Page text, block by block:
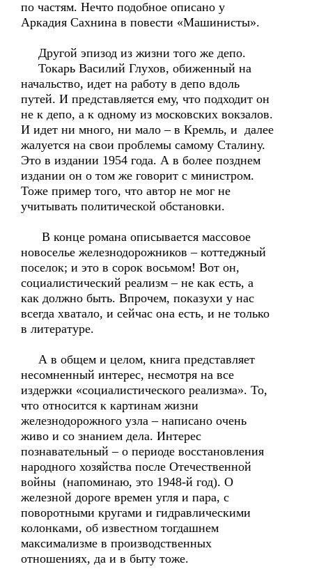
по частям. Нечто подобное описано у
Аркадия Сахнина в повести «Машинисты».
Другой эпизод из жизни того же депо.
Токарь Василий Глухов, обиженный на
начальство, идет на работу в депо вдоль
путей. И представляется ему, что подходит он
не к депо, а к одному из московских вокзалов.
И идет ни много, ни мало – в Кремль, и далее
жалуется на свои проблемы самому Сталину.
Это в издании 1954 года. А в более позднем
издании он о том же говорит с министром.
Тоже пример того, что автор не мог не
учитывать политической обстановки.
В конце романа описывается массовое
новоселье железнодорожников – коттеджный
поселок; и это в сорок восьмом! Вот он,
социалистический реализм – не как есть, а
как должно быть. Впрочем, показухи у нас
всегда хватало, и сейчас она есть, и не только
в литературе.
А в общем и целом, книга представляет
несомненный интерес, несмотря на все
издержки «социалистического реализма». То,
что относится к картинам жизни
железнодорожного узла – написано очень
живо и со знанием дела. Интерес
познавательный – о периоде восстановления
народного хозяйства после Отечественной
войны (напоминаю, это 1948-й год). О
железной дороге времен угля и пара, с
поворотными кругами и гидравлическими
колонками, об известном тогдашнем
максимализме в производственных
отношениях, да и в быту тоже.